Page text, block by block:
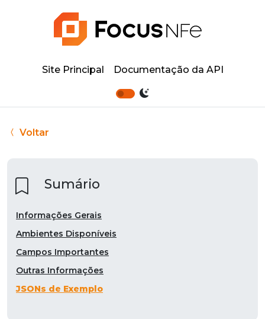
Site Principal Documentação da API
Voltar
Sumário
Informações Gerais
Ambientes Disponíveis
Campos Importantes
Outras Informações
JSONs de Exemplo